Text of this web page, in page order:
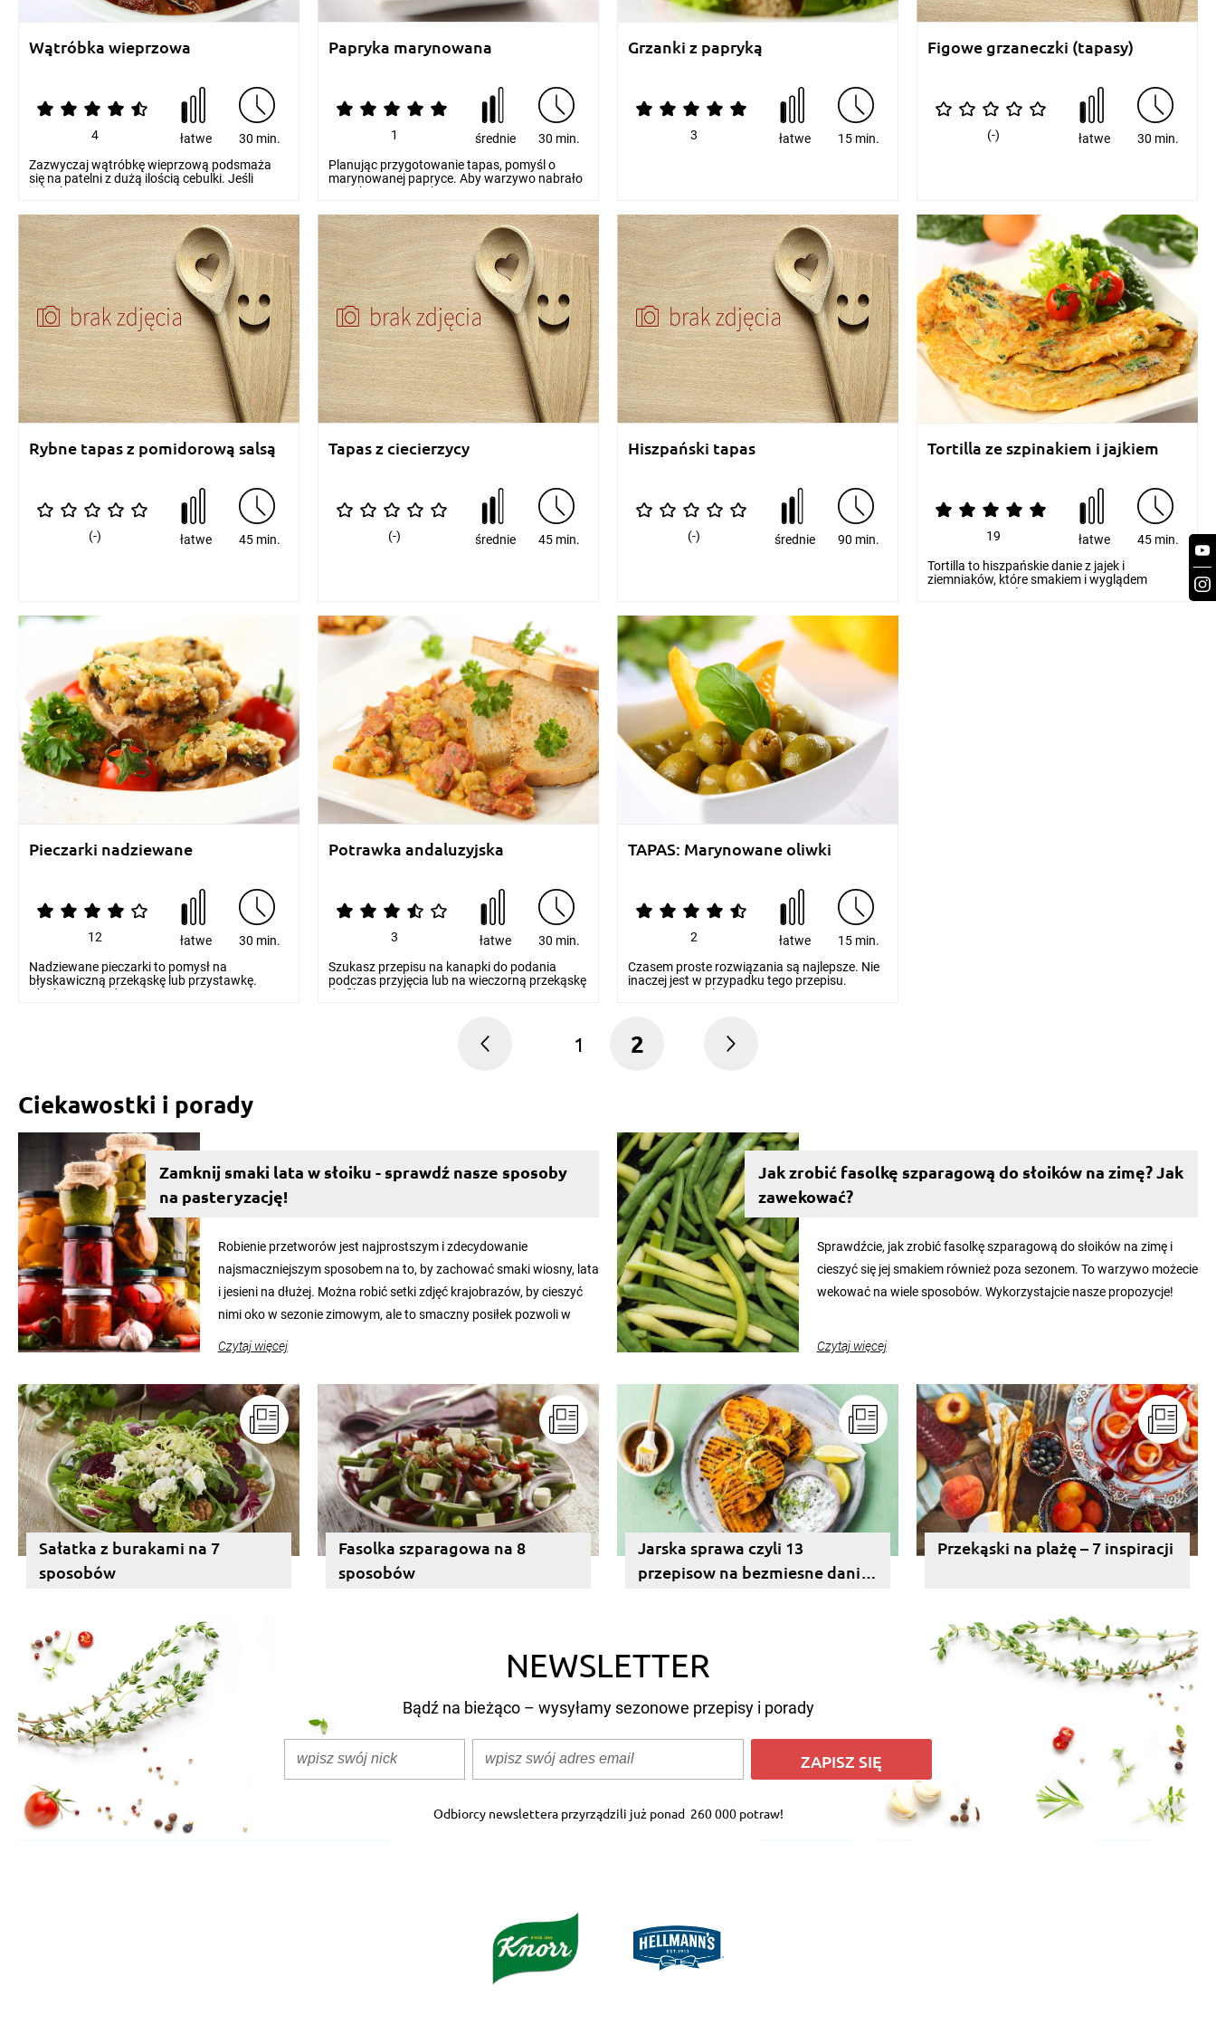
Wątróbka wieprzowa
4 łatwe
30 min.
Zazwyczaj wątróbkę wieprzową podsmaża
się na patelni z dużą ilością cebulki. Jeśli
jednak masz oc...
Papryka marynowana
1 średnie
30 min.
Planując przygotowanie tapas, pomyśl o
marynowanej papryce. Aby warzywo nabrało
wyjątkowego smaku...
Grzanki z papryką
3 łatwe 15 min.
Figowe grzaneczki (tapasy)
(-) łatwe 30 min.
Rybne tapas z pomidorową salsą
(-) łatwe 45 min.
Tapas z ciecierzycy
(-) średnie 45 min.
Hiszpański tapas
(-) średnie 90 min.
Tortilla ze szpinakiem i jajkiem
19 łatwe
45 min.
Tortilla to hiszpańskie danie z jajek i
ziemniaków, które smakiem i wyglądem
przypomina omlet. Mo...
Pieczarki nadziewane
12 łatwe
30 min.
Nadziewane pieczarki to pomysł na
błyskawiczną przekąskę lub przystawkę.
Idealnie sprawdzi się na...
Potrawka andaluzyjska
3 łatwe
30 min.
Szukasz przepisu na kanapki do podania
podczas przyjęcia lub na wieczorną przekąskę
do filmu? Zna...
TAPAS: Marynowane oliwki
2 łatwe
15 min.
Czasem proste rozwiązania są najlepsze. Nie
inaczej jest w przypadku tego przepisu.
Marynowane ol...
1 2
Ciekawostki i porady
Zamknij smaki lata w słoiku - sprawdź nasze sposoby
na pasteryzację!
Robienie przetworów jest najprostszym i zdecydowanie
najsmaczniejszym sposobem na to, by zachować smaki wiosny, lata
i jesieni na dłużej. Można robić setki zdjęć krajobrazów, by cieszyć
nimi oko w sezonie zimowym, ale to smaczny posiłek pozwoli w
pozwolą zachować świeżość przetworów.
Czytaj więcej
Jak zrobić fasolkę szparagową do słoików na zimę? Jak
zawekować?
Sprawdźcie, jak zrobić fasolkę szparagową do słoików na zimę i
cieszyć się jej smakiem również poza sezonem. To warzywo możecie
wekować na wiele sposobów. Wykorzystajcie nasze propozycje!
Czytaj więcej
Sałatka z burakami na 7
sposobów
Fasolka szparagowa na 8
sposobów
Jarska sprawa czyli 13
przepisow na bezmiesne dania
Przekąski na plażę – 7 inspiracji
NEWSLETTER
Bądź na bieżąco – wysyłamy sezonowe przepisy i porady
ZAPISZ SIĘ
Odbiorcy newslettera przyrządzili już ponad 260 000 potraw!